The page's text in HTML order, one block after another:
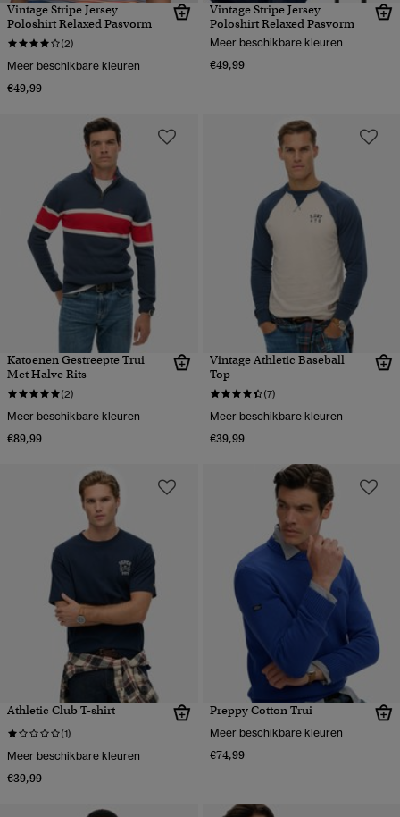
Vintage Stripe Jersey
Poloshirt Relaxed Pasvorm
(2)
Meer beschikbare kleuren
€49,99
Vintage Stripe Jersey
Poloshirt Relaxed Pasvorm
Meer beschikbare kleuren
€49,99
Katoenen Gestreepte Trui
Met Halve Rits
(2)
Meer beschikbare kleuren
€89,99
Vintage Athletic Baseball
Top
(7)
Meer beschikbare kleuren
€39,99
Athletic Club T-shirt
(1)
Meer beschikbare kleuren
€39,99
Preppy Cotton Trui
Meer beschikbare kleuren
€74,99